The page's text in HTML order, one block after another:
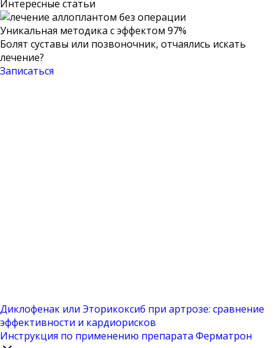
Интересные статьи
Уникальная методика с эффектом 97%
Болят суставы или позвоночник, отчаялись искать
лечение?
Записаться
Диклофенак или Эторикоксиб при артрозе: сравнение
эффективности и кардиорисков
Инструкция по применению препарата Ферматрон